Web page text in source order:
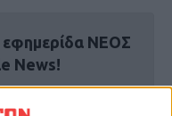
ΝΕΟΣ
News!
περιοχή της
της Θεσσαλίας